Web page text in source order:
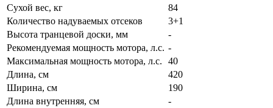
Сухой вес, кг
84
Количество надуваемых отсеков
3+1
Высота транцевой доски, мм
-
Рекомендуемая мощность мотора, л.с. -
Максимальная мощность мотора, л.с.
40
Длина, см
420
Ширина, см
190
Длина внутренняя, см
-